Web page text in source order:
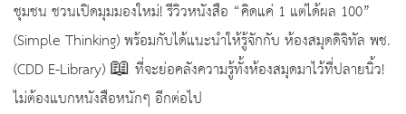
ชุมชน ชวนเปิดมุมมองใหม่! รีวิวหนังสือ “คิดแค่ 1 แต่ได้ผล 100”
(Simple Thinking) พร้อมกับได้แนะนำให้รู้จักกับ ห้องสมุดดิจิทัล พช.
(CDD E-Library) 📖 ที่จะย่อคลังความรู้ทั้งห้องสมุดมาไว้ที่ปลายนิ้ว!
ไม่ต้องแบกหนังสือหนักๆ อีกต่อไป